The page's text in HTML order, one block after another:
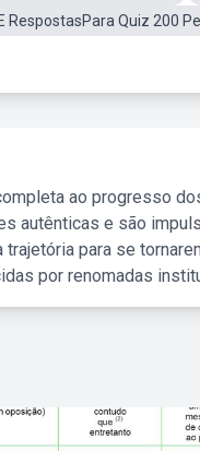
RespostasPara Quiz 200
ao progresso
autênticas e são
para se
por renomadas